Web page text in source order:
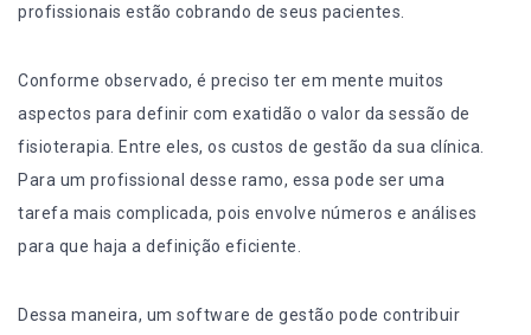
profissionais estão cobrando de seus pacientes.
Conforme observado, é preciso ter em mente muitos
aspectos para definir com exatidão o valor da sessão de
fisioterapia. Entre eles, os custos de gestão da sua clínica
Para um profissional desse ramo, essa pode ser uma
tarefa mais complicada, pois envolve números e análises
para que haja a definição eficiente.
Dessa maneira, um software de gestão pode contribuir